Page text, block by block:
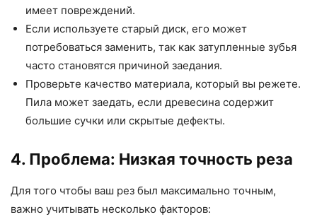
имеет повреждений.
Если используете старый диск, его может
потребоваться заменить, так как затупленные зубья
часто становятся причиной заедания.
Проверьте качество материала, который вы режете.
Пила может заедать, если древесина содержит
большие сучки или скрытые дефекты.
4. Проблема: Низкая точность реза
Для того чтобы ваш рез был максимально точным,
важно учитывать несколько факторов: